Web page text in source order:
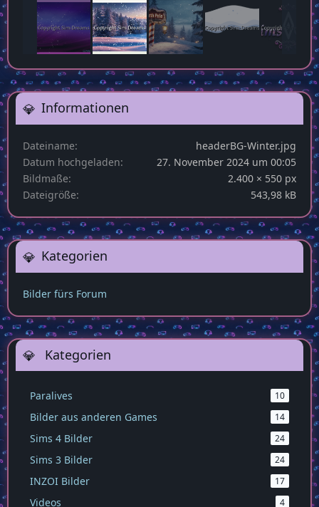
Informationen
Dateiname
headerBG-Winter.jpg
Datum hochgeladen
27. November 2024 um 00:05
Bildmaße
2.400 × 550 px
Dateigröße
543,98 kB
Kategorien
Bilder fürs Forum
Kategorien
Paralives 10
Bilder aus anderen Games 14
Sims 4 Bilder 24
Sims 3 Bilder 24
INZOI Bilder 17
Videos 4